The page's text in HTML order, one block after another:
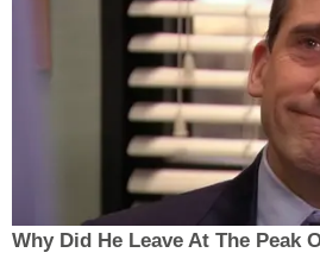
Why Did He Leave At The Peak